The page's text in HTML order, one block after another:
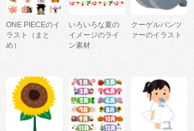
ONE PIECEのイ
ラスト（まと
め）
いろいろな夏の
イメージのライ
ン素材
クーゲルパンツ
ァーのイラスト